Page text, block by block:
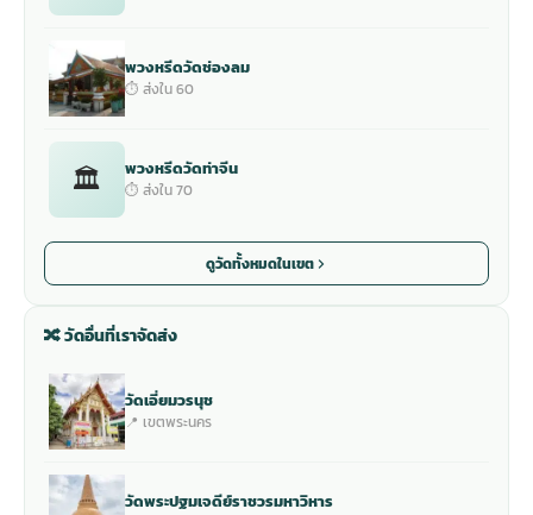
พวงหรีดวัดช่องลม
⏱ ส่งใน 60
🏛 พวงหรีดวัดท่าจีน
⏱ ส่งใน 70
ดูวัดทั้งหมดในเขต
🔀 วัดอื่นที่เราจัดส่ง
วัดเอี่ยมวรนุช
📍 เขตพระนคร
วัดพระปฐมเจดีย์ราชวรมหาวิหาร